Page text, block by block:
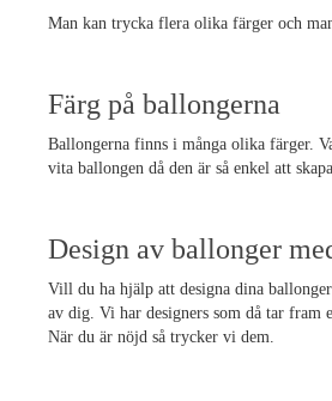
Man kan trycka flera olika färger och
Färg på ballongerna
Ballongerna finns i många olika färger.
vita ballongen då den är så enkel att
Design av ballonger
Vill du ha hjälp att designa dina
av dig. Vi har designers som då tar fram
När du är nöjd så trycker vi dem.